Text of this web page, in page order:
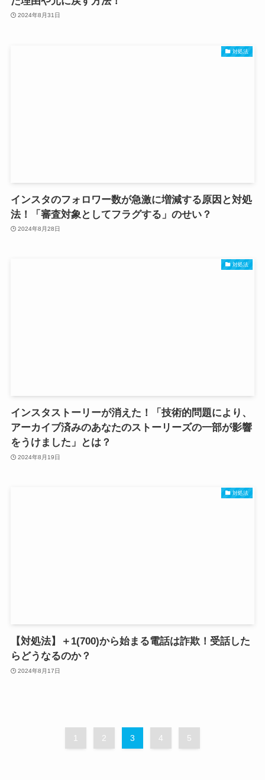
2024年8月31日
対処法
インスタのフォロワー数が急激に増減する原因と対処
法！「審査対象としてフラグする」のせい？
2024年8月28日
対処法
インスタストーリーが消えた！「技術的問題により、
アーカイブ済みのあなたのストーリーズの一部が影響
をうけました」とは？
2024年8月19日
対処法
【対処法】＋1(700)から始まる電話は詐欺！受話した
らどうなるのか？
2024年8月17日
1 2 3 4 5